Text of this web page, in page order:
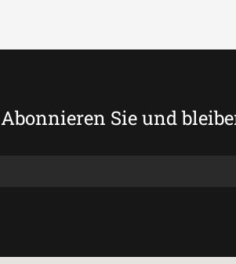
Abonnieren Sie und